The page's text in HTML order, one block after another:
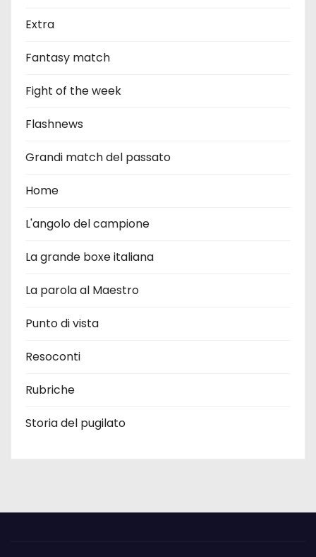
Extra
Fantasy match
Fight of the week
Flashnews
Grandi match del passato
Home
L'angolo del campione
La grande boxe italiana
La parola al Maestro
Punto di vista
Resoconti
Rubriche
Storia del pugilato